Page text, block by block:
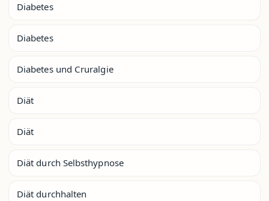
Diabetes
Diabetes
Diabetes und Cruralgie
Diät
Diät
Diät durch Selbsthypnose
Diät durchhalten